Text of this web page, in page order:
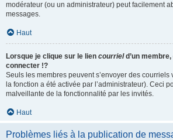
modérateur (ou un administrateur) peut facilement
messages.
Haut
Lorsque je clique sur le lien courrield’un
connecter !?
Seuls les membres peuvent s’envoyer des
la fonction a été activée par l’administrateur). Ceci
malveillante de la fonctionnalité par les invités.
Haut
Problèmes liés à la publication de